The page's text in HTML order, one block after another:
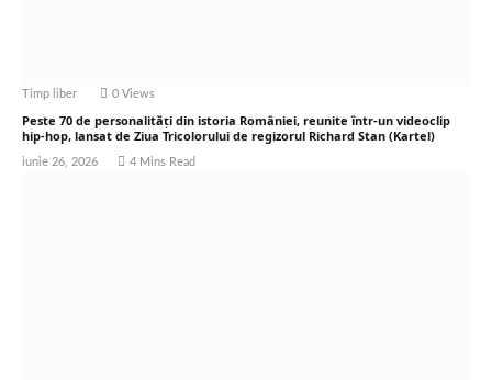
Timp liber 0 Views
Peste 70 de personalități din istoria României, reunite într-un videoclip
hip-hop, lansat de Ziua Tricolorului de regizorul Richard Stan (Kartel)
iunie 26, 2026 4 Mins Read